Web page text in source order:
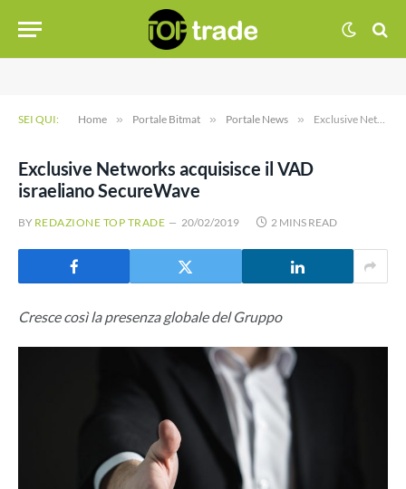
SEI QUI: Home » Portale Bitmat » Portale News » Exclusive Networks acquisisce il VAD israeliano SecureWave
Exclusive Networks acquisisce il VAD
israeliano SecureWave
BY REDAZIONE TOP TRADE 20/02/2019 2 MINS READ
Cresce così la presenza globale del Gruppo